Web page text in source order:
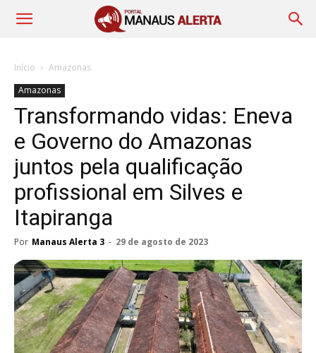
Início
Amazonas
Amazonas
Transformando vidas: Eneva
e Governo do Amazonas
juntos pela qualificação
profissional em Silves e
Itapiranga
Por Manaus Alerta 3 - 29 de agosto de 2023